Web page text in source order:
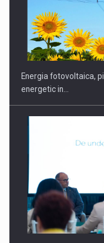
CEO Conference -
Webinar - Business
Investitii Digitalizare
Energia fotovoltaica,
energetic in…